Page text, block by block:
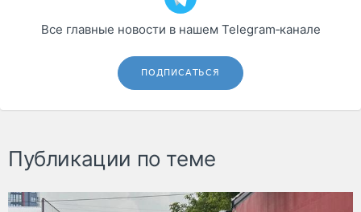
Все главные новости в нашем Telegram‑канале
ПОДПИСАТЬСЯ
Публикации по теме